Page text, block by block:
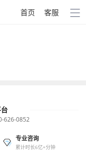
首页 客服
626-0852
专业咨询
累计时长6亿+分钟